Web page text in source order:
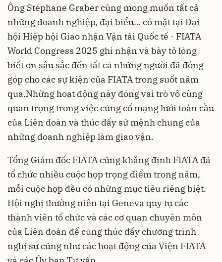
Ông Stéphane Graber cũng mong muốn tất cả
những doanh nghiệp, đại biểu… có mặt tại Đại
hội Hiệp hội Giao nhận Vận tải Quốc tế - FIATA
World Congress 2025 ghi nhận và bày tỏ lòng
biết ơn sâu sắc đến tất cả những người đã đóng
góp cho các sự kiện của FIATA trong suốt năm
qua.Những hoạt động này đóng vai trò vô cùng
quan trọng trong việc củng cố mạng lưới toàn cầu
của Liên đoàn và thúc đẩy sứ mệnh chung của
những doanh nghiệp làm giao vận.
Tổng Giám đốc FIATA cũng khẳng định FIATA đã
tổ chức nhiều cuộc họp trọng điểm trong năm,
mỗi cuộc họp đều có những mục tiêu riêng biệt.
Hội nghị thường niên tại Geneva quy tụ các
thành viên tổ chức và các cơ quan chuyên môn
của Liên đoàn để cùng thúc đẩy chương trình
nghị sự cũng như các hoạt động của Viện FIATA